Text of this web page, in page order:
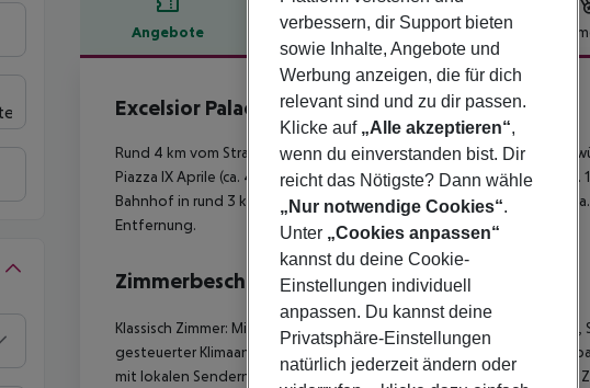
Angebote Hotelbeschreibung
Hotelbeschreibung
Excelsior Palace Hotel
4
Rund 4 km vom Strand entfernt gelegenes Hotel. Folgende
Piazza IX Aprile (ca. 400 m). Für Mobilität sorgt eine Bushaltestelle
Bahnhof in rund 3 km Entfernung erreichen. Der Flughafen (CTA) ist
Entfernung.
Zimmerbeschreibung
Klassisch Zimmer: Mit Minibar (ggf. geg. Gebühr), Internet
gesteuerter Klimaanlage. Klassisch Zimmer: Elegance Zimmer: Mit
mit lokalen Sendern sowie zentral gesteuerter Klimaanlage. Elegance
verbessern, dir Support bieten
sowie Inhalte, Angebote und
Werbung anzeigen, die für dich
relevant sind und zu dir passen.
Klicke auf „Alle akzeptieren“,
wenn du einverstanden bist. Dir
reicht das Nötigste? Dann wähle
„Nur notwendige Cookies“.
Unter „Cookies anpassen“
kannst du deine Cookie-
Einstellungen individuell
anpassen. Du kannst deine
Privatsphäre-Einstellungen
natürlich jederzeit ändern oder